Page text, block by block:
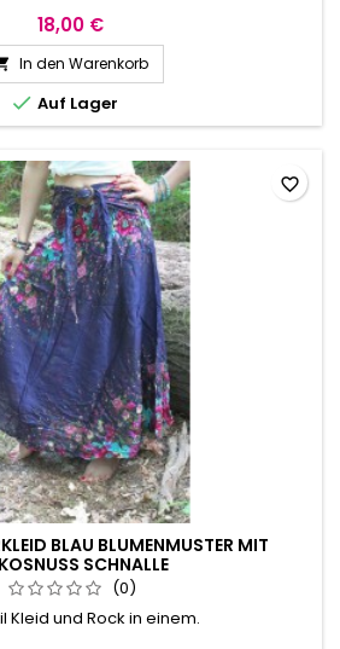
18,00 €
In den Warenkorb
 Auf Lager
BLAU BLUMENMUSTER MIT
SCHNALLE
(0)
Kleid und Rock in einem.
favorite_border